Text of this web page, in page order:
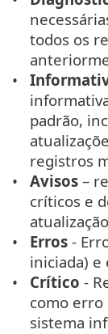
todos os
padrão,
registros
Avisos –
críticos e
Erros -
iniciada)
Crítico -
como erro
sistema